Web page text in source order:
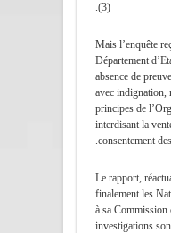
(3).
Mais l’enquête
Département
absence de
avec indignation,
principes de
interdisant la
consentement
Le rapport,
finalement les
à sa Commission
investigations